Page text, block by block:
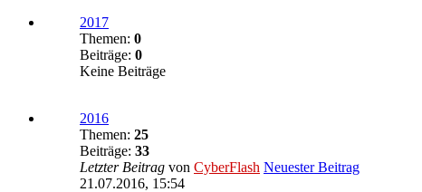
2017
Themen: 0
Beiträge: 0
Keine Beiträge
2016
Themen: 25
Beiträge: 33
Letzter Beitrag von CyberFlash Neuester Beitrag
21.07.2016, 15:54